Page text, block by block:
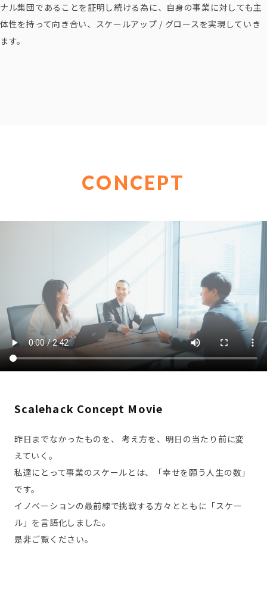
ナル集団であることを証明し続ける為に、 自身の事業に対しても主
体性を持って向き合い、スケールアップ / グロースを実現していき
ます。
CONCEPT
Scalehack Concept Movie
昨日までなかったものを、 考え方を、明日の当たり前に変
えていく。
私達にとって事業のスケールとは、「幸せを願う人生の数」
です。
イノベーションの最前線で挑戦する方々とともに「スケー
ル」を言語化しました。
是非ご覧ください。